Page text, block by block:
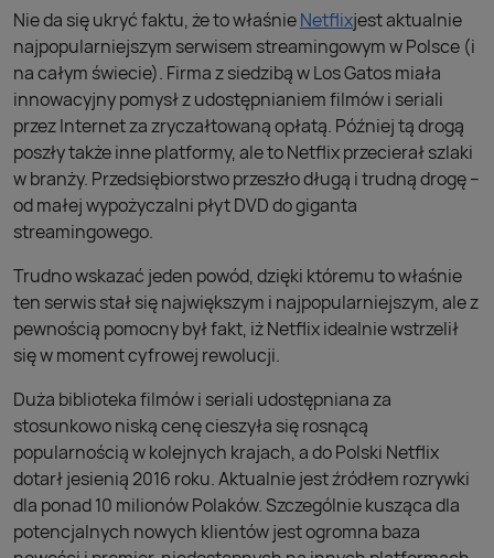
Nie da się ukryć faktu, że to właśnieNetflixjest aktualnie
najpopularniejszym serwisem streamingowym w Polsce (i
na całym świecie). Firma z siedzibą w Los Gatos miała
innowacyjny pomysł z udostępnianiem filmów i seriali
przez Internet za zryczałtowaną opłatą. Później tą drogą
poszły także inne platformy, ale to Netflix przecierał szlaki
w branży. Przedsiębiorstwo przeszło długą i trudną drogę –
od małej wypożyczalni płyt DVD do giganta
streamingowego.
Trudno wskazać jeden powód, dzięki któremu to właśnie
ten serwis stał się największym i najpopularniejszym, ale z
pewnością pomocny był fakt, iż Netflix idealnie wstrzelił
się w moment cyfrowej rewolucji.
Duża biblioteka filmów i seriali udostępniana za
stosunkowo niską cenę cieszyła się rosnącą
popularnością w kolejnych krajach, a do Polski Netflix
dotarł jesienią 2016 roku. Aktualnie jest źródłem rozrywki
dla ponad 10 milionów Polaków. Szczególnie kusząca dla
potencjalnych nowych klientów jest ogromna baza